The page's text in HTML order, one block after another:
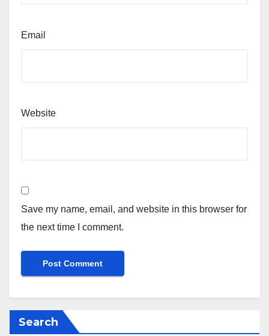
Email
Website
Save my name, email, and website in this browser for
the next time I comment.
Search